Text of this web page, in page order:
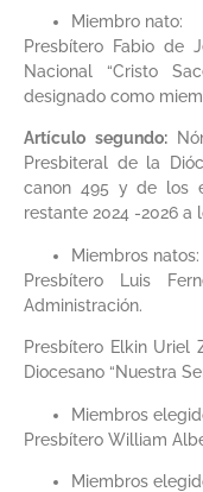
Miembro nato:
Presbítero Fabio de
Nacional “Cristo
designado como
Artículo segundo:
Presbiteral de la
canon 495 y de los
restante 2024 -2026 a
Miembros natos:
Presbítero Luis
Administración.
Presbítero Elkin Uriel
Diocesano “Nuestra
Miembros
Presbítero William
Miembros